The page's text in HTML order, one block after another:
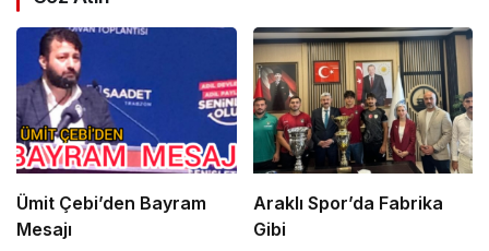
Ümit Çebi’den Bayram
Mesajı
Araklı Spor’da Fabrika
Gibi